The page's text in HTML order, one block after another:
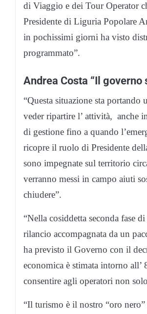
di Viaggio e dei Tour Operator
Presidente di Liguria Popolare
in pochissimi giorni ha visto
programmato”.
Andrea Costa “Il governo
“Questa situazione sta
veder ripartire l’ attività, anche
di gestione fino a quando
ricopre il ruolo di Presidente
sono impegnate sul territorio
verranno messi in campo aiuti
chiudere”.
“Nella cosiddetta seconda fase
rilancio accompagnata da un
ha previsto il Governo con il
economica è stimata intorno
consentire agli operatori non
“Il turismo è il nostro “oro